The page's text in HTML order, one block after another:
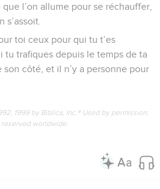
l’on allume pour se réchauffer,
toi ceux pour qui tu t’es
tu trafiques depuis le temps de ta
côté, et il n’y a personne pour
1999 by Biblica, Inc.® Used by permission.
worldwide.